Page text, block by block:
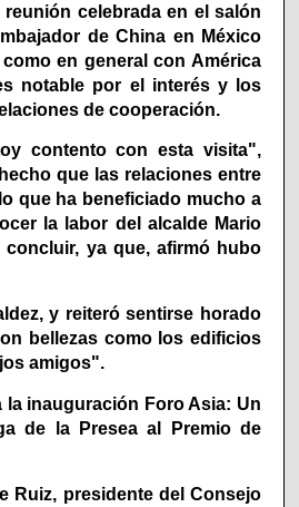
celebrada en el salón
de China en México
en general con América
notable por el interés y los
de cooperación.
contento con esta visita",
que las relaciones entre
que ha beneficiado mucho a
la labor del alcalde Mario
ya que, afirmó hubo
y reiteró sentirse horado
bellezas como los edificios
amigos".
la inauguración Foro Asia: Un
de la Presea al Premio de
Ruiz, presidente del Consejo